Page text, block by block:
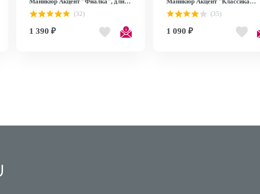
короткая Impress Manicure Power
(32)
1 390 ₽
стиля", длина средняя Impress
BIPAM015
(35)
1 090 ₽